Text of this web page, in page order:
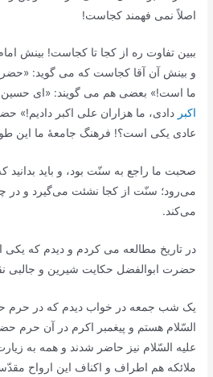
اصلاً نمی فهمند کجاست!
ببین تفاوت ره از کجا تا کجاست! بینش
و بینش آن آقا کجاست که می گوید:
ما است!» بعضی هم می گویند: «ای حسین،
اکبر دادی، ما هزاران علی اکبر دادیم!»
عادی یکی است؟! فرهنگ جامعۀ ما این
صحبت ما راجع به سنّت بود، و باید
می‌رود؛ سنّت از کجا نشئت می‌گیرد و در
می‌کند.
در تاریخ مطالعه می کردم و دیدم که یکی
حضرت ابوالفضل حکایت شیرین و جالبی
یک شب جمعه در خواب دیدم که در حرم
السّلام هستم و پیغمبر اکرم در آن حرم
علیه السّلام نیز حاضر شدند و همه به
ملائکه هم اطراف و اکناف این ارواح